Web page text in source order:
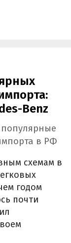
Benz
в РФ
схемам в
годом
почти